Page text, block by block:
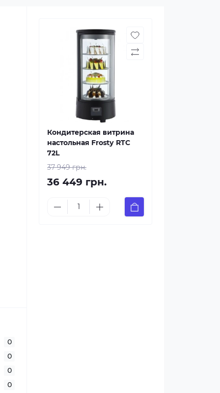
0
0
0
0
Кондитерская витрина
настольная Frostу RTC
72L
37 949 грн.
36 449 грн.